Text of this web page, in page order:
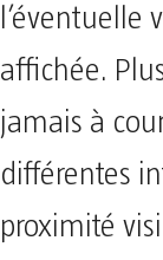
l’éventuelle
affichée.
jamais à
différentes
proximité